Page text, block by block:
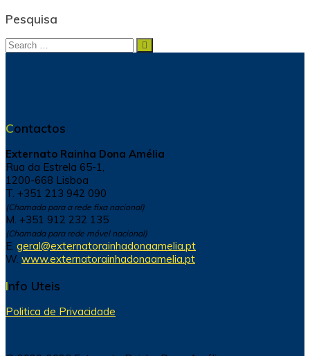
Pesquisa
Search
Search
Contactos
Externato Rainha Dona Amélia
Rua da Estrela 65-1,
1200-668 Lisboa
T. +351 213 942 090
(Chamada para a rede fixa nacional)
M. +351 912 232 135
(Chamada para rede móvel nacional)
E. geral@externatorainhadonaamelia.pt
W. www.externatorainhadonaamelia.pt
Info Uteis
Politica de Privacidade